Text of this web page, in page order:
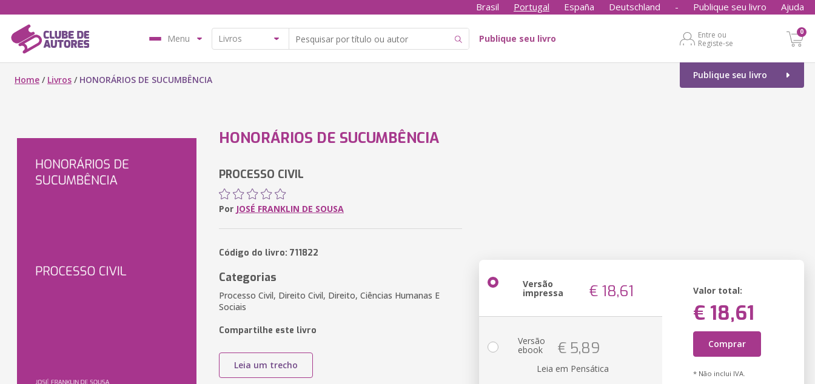
Brasil Portugal España Deutschland - Publique seu livro Ajuda
Menu Publique seu livro
Entre ou
Registe-se
0
Publique seu livro
Home / Livros / HONORÁRIOS DE SUCUMBÊNCIA
HONORÁRIOS DE SUCUMBÊNCIA
PROCESSO CIVIL
Por JOSÉ FRANKLIN DE SOUSA
Código do livro: 711822
Categorias
Processo Civil, Direito Civil, Direito, Ciências Humanas E
Sociais
Compartilhe este livro
Leia um trecho
Versão
impressa € 18,61 Valor total:
€ 18,61
Comprar
* Não inclui IVA.
Versão
ebook € 5,89
Leia em Pensática